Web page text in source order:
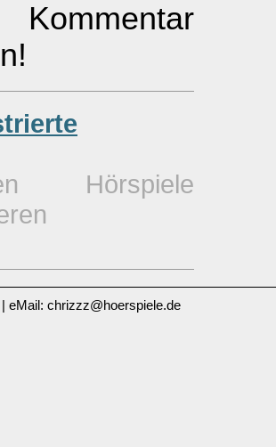
Kommentar
Hörspiele
| eMail: chrizzz@hoerspiele.de